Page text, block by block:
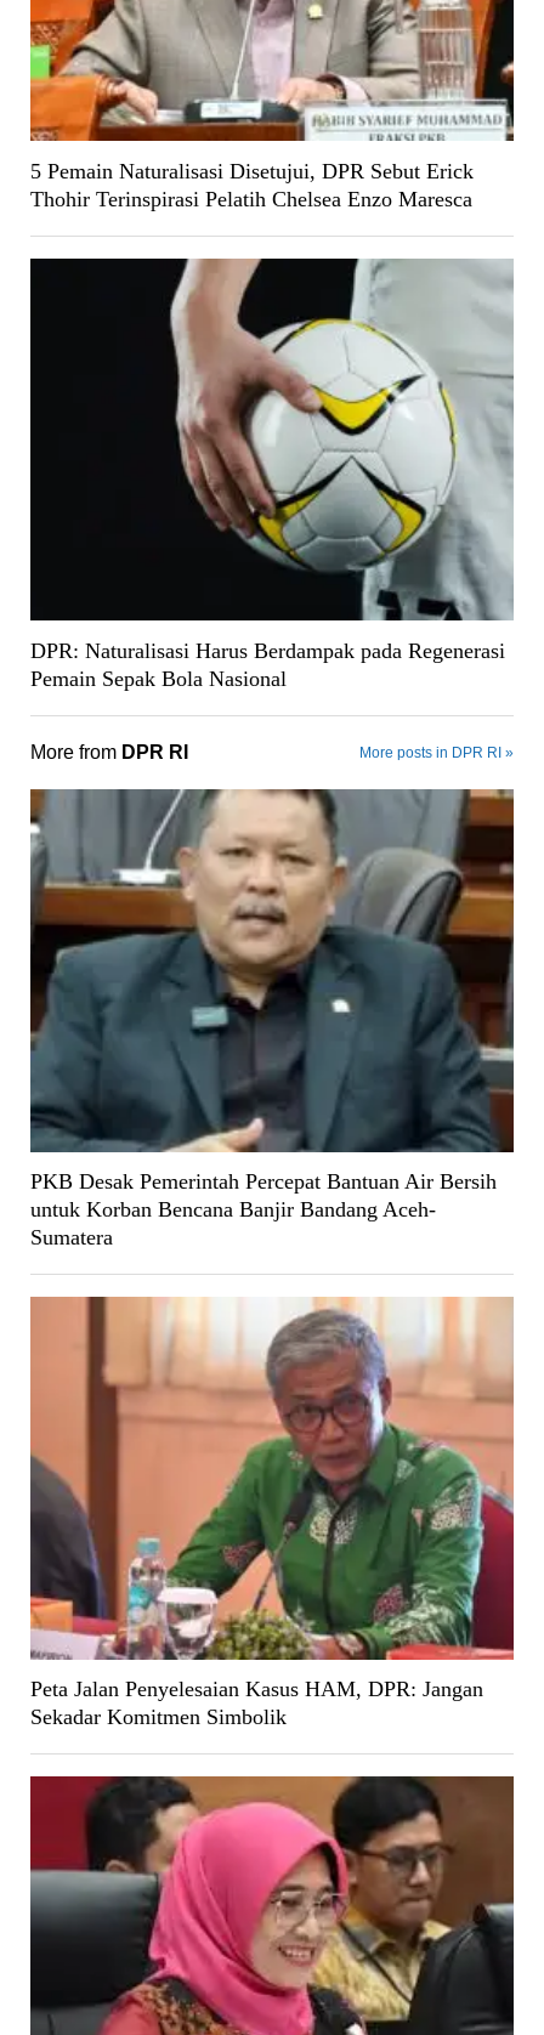
5 Pemain Naturalisasi Disetujui, DPR Sebut Erick
Thohir Terinspirasi Pelatih Chelsea Enzo Maresca
DPR: Naturalisasi Harus Berdampak pada Regenerasi
Pemain Sepak Bola Nasional
More from DPR RI More posts in DPR RI »
PKB Desak Pemerintah Percepat Bantuan Air Bersih
untuk Korban Bencana Banjir Bandang Aceh-
Sumatera
Peta Jalan Penyelesaian Kasus HAM, DPR: Jangan
Sekadar Komitmen Simbolik